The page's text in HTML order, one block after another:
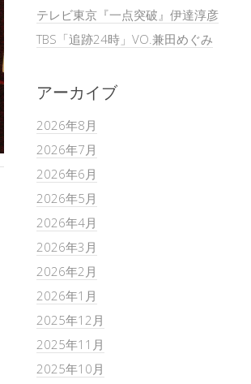
テレビ東京『一点突破』伊達淳彦
TBS「追跡24時」VO.兼田めぐみ
アーカイブ
2026年8月
2026年7月
2026年6月
2026年5月
2026年4月
2026年3月
2026年2月
2026年1月
2025年12月
2025年11月
2025年10月